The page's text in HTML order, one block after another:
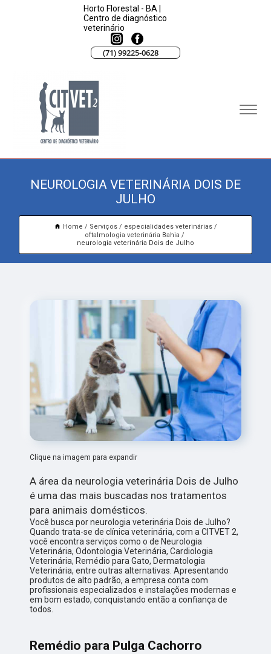
Horto Florestal - BA |
Centro de diagnóstico
veterinário
(71) 99225-0628
NEUROLOGIA VETERINÁRIA DOIS DE
JULHO
Home Serviços
especialidades veterinárias
oftalmologia veterinária Bahia
neurologia veterinária Dois de Julho
Clique na imagem para expandir
A área da neurologia veterinária Dois de Julho
é uma das mais buscadas nos tratamentos
para animais domésticos.
Você busca por neurologia veterinária Dois de Julho?
Quando trata-se de clínica veterinária, com a CITVET 2,
você encontra serviços como o de Neurologia
Veterinária, Odontologia Veterinária, Cardiologia
Veterinária, Remédio para Gato, Dermatologia
Veterinária, entre outras alternativas. Apresentando
produtos de alto padrão, a empresa conta com
profissionais especializados e instalações modernas e
em bom estado, conquistando então a confiança de
todos.
Remédio para Pulga Cachorro